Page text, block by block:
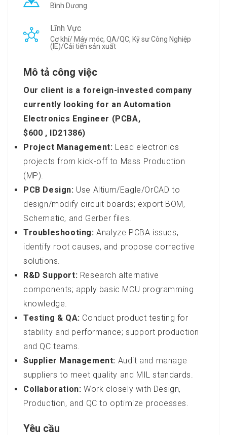
Bình Dương
Lĩnh Vực
Cơ khí/ Máy móc, QA/QC, Kỹ sư Công Nghiệp
(IE)/Cải tiến sản xuất
Mô tả công việc
Our client is a foreign-invested company
currently looking for an Automation
Electronics Engineer (PCBA,
$600 , ID21386)
Project Management: Lead electronics
projects from kick-off to Mass Production
(MP).
PCB Design: Use Altium/Eagle/OrCAD to
design/modify circuit boards; export BOM,
Schematic, and Gerber files.
Troubleshooting: Analyze PCBA issues,
identify root causes, and propose corrective
solutions.
R&D Support: Research alternative
components; apply basic MCU programming
knowledge.
Testing & QA: Conduct product testing for
stability and performance; support production
and QC teams.
Supplier Management: Audit and manage
suppliers to meet quality and MIL standards.
Collaboration: Work closely with Design,
Production, and QC to optimize processes.
Yêu cầu